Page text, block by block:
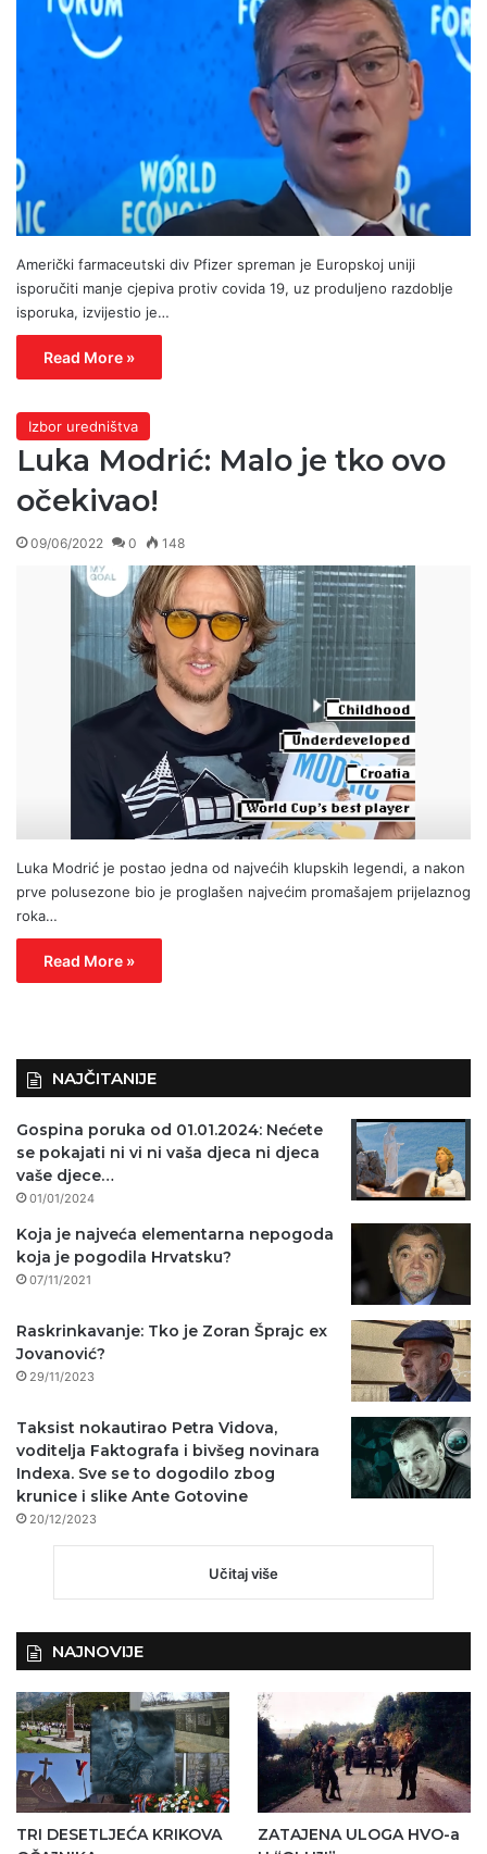
Američki farmaceutski div Pfizer spreman je Europskoj uniji
isporučiti manje cjepiva protiv covida 19, uz produljeno razdoblje
isporuka, izvijestio je…
Read More »
Izbor uredništva
Luka Modrić: Malo je tko ovo
očekivao!
09/06/2022 0 148
Luka Modrić je postao jedna od najvećih klupskih legendi, a nakon
prve polusezone bio je proglašen najvećim promašajem prijelaznog
roka…
Read More »
NAJČITANIJE
Gospina poruka od 01.01.2024: Nećete
se pokajati ni vi ni vaša djeca ni djeca
vaše djece…
01/01/2024
Koja je najveća elementarna nepogoda
koja je pogodila Hrvatsku?
07/11/2021
Raskrinkavanje: Tko je Zoran Šprajc ex
Jovanović?
29/11/2023
Taksist nokautirao Petra Vidova,
voditelja Faktografa i bivšeg novinara
Indexa. Sve se to dogodilo zbog
krunice i slike Ante Gotovine
20/12/2023
Učitaj više
NAJNOVIJE
TRI DESETLJEĆA KRIKOVA
ZATAJENA ULOGA HVO-a